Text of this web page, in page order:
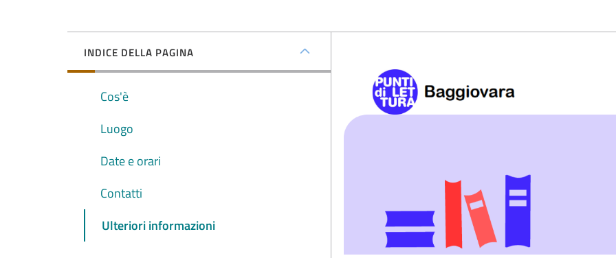
INDICE DELLA PAGINA
Cos'è
Luogo
Date e orari
Contatti
Ulteriori informazioni